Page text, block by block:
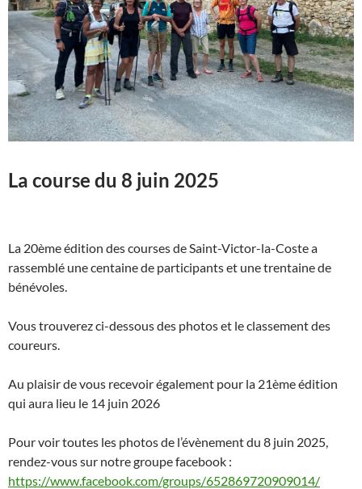
La course du 8 juin 2025
La 20ème édition des courses de Saint-Victor-la-Coste a
rassemblé une centaine de participants et une trentaine de
bénévoles.
Vous trouverez ci-dessous des photos et le classement des
coureurs.
Au plaisir de vous recevoir également pour la 21ème édition
qui aura lieu le 14 juin 2026
Pour voir toutes les photos de l’évènement du 8 juin 2025,
rendez-vous sur notre groupe facebook :
https://www.facebook.com/groups/652869720909014/